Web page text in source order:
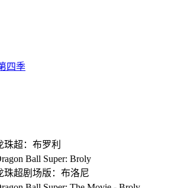
四季
珠超：布罗利
Ball Super: Broly
珠超剧场版：布洛尼